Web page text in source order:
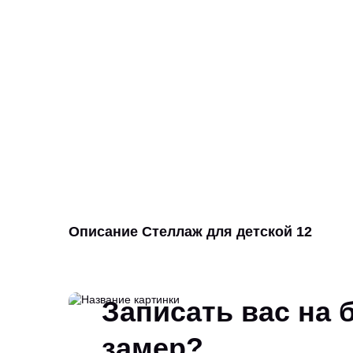
Описание Стеллаж для детской 12
Записать вас на